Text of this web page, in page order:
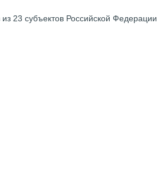
23 субъектов Российской Федерации.